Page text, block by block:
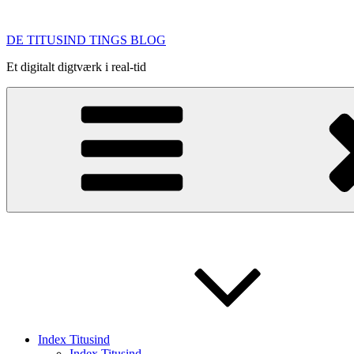
indhold
DE TITUSIND TINGS BLOG
Et digitalt digtværk i real-tid
Index Titusind